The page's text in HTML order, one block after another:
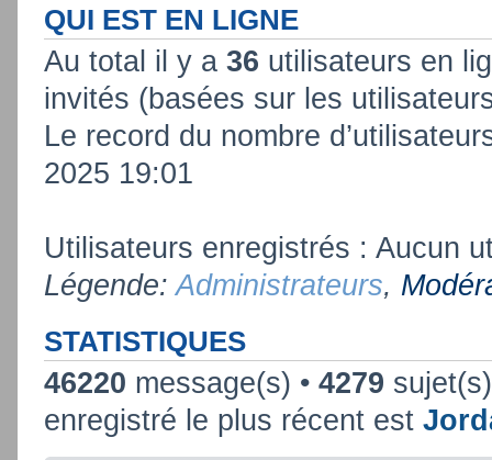
QUI EST EN LIGNE
Au total il y a 36 utilisateurs en
invités (basées sur les
Le record du nombre
2025 19:01
Utilisateurs enregistrés : Aucun
Légende:Administrateurs,
STATISTIQUES
46220 message(s) • 4279
enregistré le plus récent est